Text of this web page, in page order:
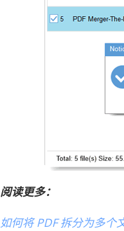
阅读更多：
如何将 PDF 拆分为多个